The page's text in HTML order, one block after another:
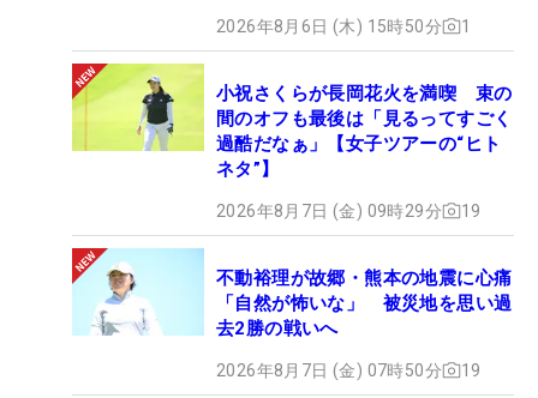
2026年8月6日 (木) 15時50分 1
小祝さくらが長岡花火を満喫 束の
間のオフも最後は「見るってすごく
過酷だなぁ」【女子ツアーの“ヒト
ネタ”】
2026年8月7日 (金) 09時29分 19
不動裕理が故郷・熊本の地震に心痛
「自然が怖いな」 被災地を思い過
去2勝の戦いへ
2026年8月7日 (金) 07時50分 19